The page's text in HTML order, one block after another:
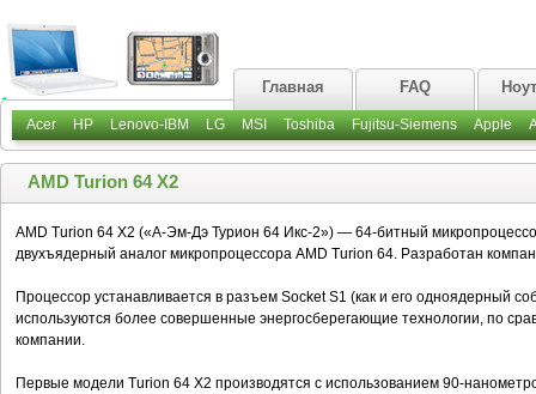
Главная FAQ
Acer HP Lenovo-IBM LG MSI Toshiba Fujitsu-Siemens Apple
AMD Turion 64 X2
AMD Turion 64 X2 («А-Эм-Дэ Турион 64 Икс-2») — 64-битный
двухъядерный аналог микропроцессора AMD Turion 64. Разработан
Процессор устанавливается в разъем Socket S1 (как и его одноядерный
используются более совершенные энергосберегающие технологии, по
компании.
Первые модели Turion 64 X2 производятся с использованием 90-